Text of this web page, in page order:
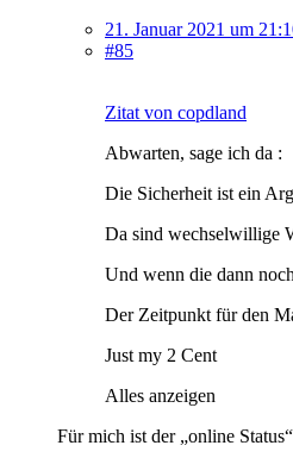
21. Januar 2021 um
#85
Zitat von copdland
Abwarten, sage ich da :
Die Sicherheit ist ein
Da sind wechselwillige
Und wenn die dann
Der Zeitpunkt für den
Just my 2 Cent
Alles anzeigen
Für mich ist der „online Status“